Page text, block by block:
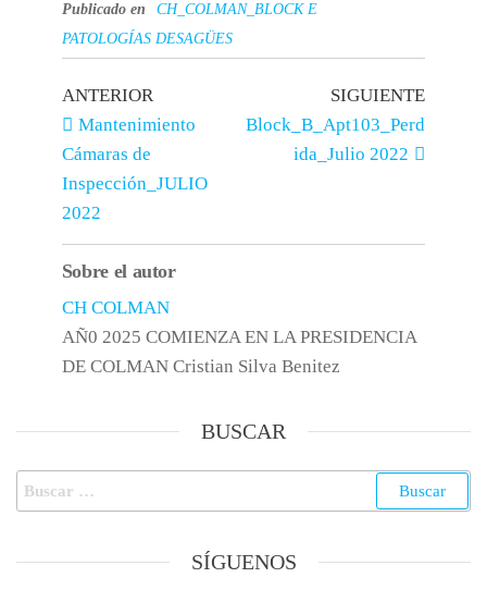
Publicado en
CH_COLMAN_BLOCK E
PATOLOGÍAS DESAGÜES
ANTERIOR
Mantenimiento
Cámaras de
Inspección_JULIO
2022
SIGUIENTE
Block_B_Apt103_Perd
ida_Julio 2022
Sobre el autor
CH COLMAN
AÑ0 2025 COMIENZA EN LA PRESIDENCIA
DE COLMAN Cristian Silva Benitez
BUSCAR
SÍGUENOS